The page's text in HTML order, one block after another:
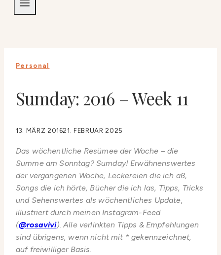
Personal
Sumday: 2016 – Week 11
13. MÄRZ 201621. FEBRUAR 2025
Das wöchentliche Resümee der Woche – die
Summe am Sonntag? Sumday! Erwähnenswertes
der vergangenen Woche, Leckereien die ich aß,
Songs die ich hörte, Bücher die ich las, Tipps, Tricks
und Sehenswertes als wöchentliches Update,
illustriert durch meinen Instagram-Feed
(@rosavivi). Alle verlinkten Tipps & Empfehlungen
sind übrigens, wenn nicht mit * gekennzeichnet,
auf freiwilliger Basis.